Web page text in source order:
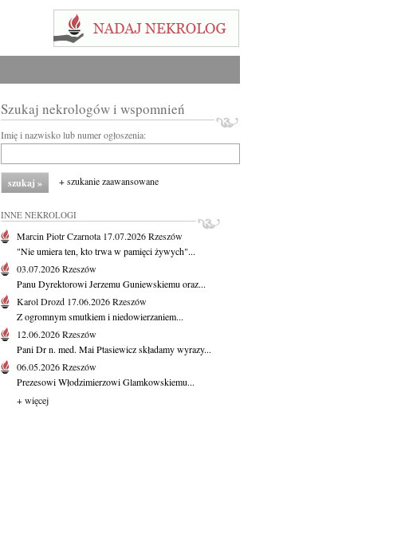
Szukaj nekrologów i wspomnień
Imię i nazwisko lub numer ogłoszenia:
+ szukanie zaawansowane
INNE NEKROLOGI
Marcin Piotr Czarnota 17.07.2026Rzeszów
"Nie umiera ten, kto trwa w pamięci żywych"...
03.07.2026Rzeszów
Panu Dyrektorowi Jerzemu Guniewskiemu oraz...
Karol Drozd 17.06.2026Rzeszów
Z ogromnym smutkiem i niedowierzaniem...
12.06.2026Rzeszów
Pani Dr n. med. Mai Ptasiewicz składamy wyrazy...
06.05.2026Rzeszów
Prezesowi Włodzimierzowi Glamkowskiemu...
+ więcej